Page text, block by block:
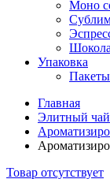
Моно
Упаковка
Пакеты
Главная
Элитный чай
Товар отсутствует